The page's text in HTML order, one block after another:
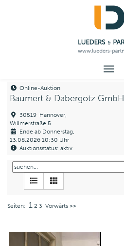
Toggle
Online-Auktion
Baumert & Dabergotz GmbH
30519 Hannover,
Willmerstraße 5
Ende ab Donnerstag,
13.08.2026 10:30 Uhr
Auktionsstatus: aktiv
Seiten: 1 2 3 Vorwärts >>